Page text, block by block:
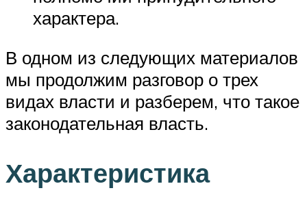
характера.
В одном из следующих материалов
мы продолжим разговор о трех
видах власти и разберем, что такое
законодательная власть.
Характеристика